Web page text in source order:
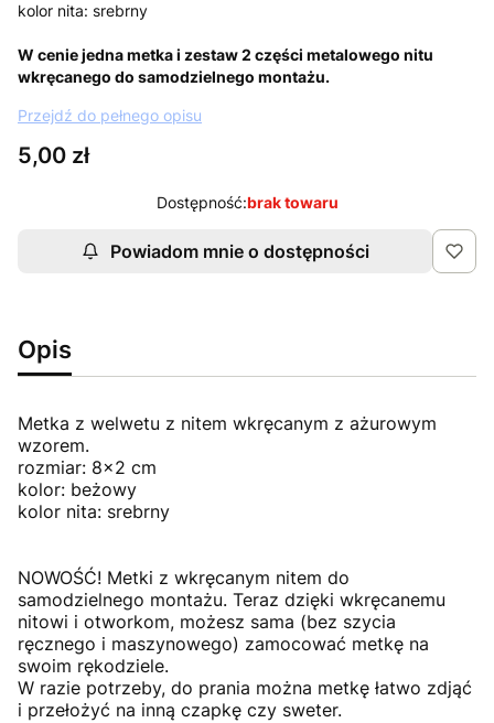
kolor nita: srebrny
W cenie jedna metka i zestaw 2 części metalowego nitu
wkręcanego do samodzielnego montażu.
Przejdź do pełnego opisu
Cena
5,00 zł
Dostępność:brak towaru
Powiadom mnie o dostępności
Opis
Metka z welwetu z nitem wkręcanym z ażurowym
wzorem.
rozmiar: 8x2 cm
kolor: beżowy
kolor nita: srebrny
NOWOŚĆ! Metki z wkręcanym nitem do
samodzielnego montażu. Teraz dzięki wkręcanemu
nitowi i otworkom, możesz sama (bez szycia
ręcznego i maszynowego) zamocować metkę na
swoim rękodziele.
W razie potrzeby, do prania można metkę łatwo zdjąć
i przełożyć na inną czapkę czy sweter.